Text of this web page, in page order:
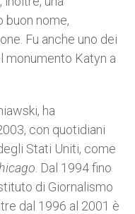
buon nome,
Fu anche uno dei
Katyn a
ha
con quotidiani
Stati Uniti, come
. Dal 1994 fino
di Giornalismo
dal 1996 al 2001 è